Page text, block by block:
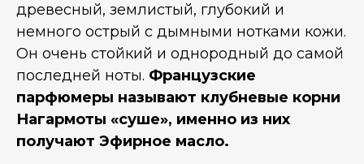
древесный, землистый, глубокий и
немного острый с дымными нотками кожи.
Он очень стойкий и однородный до самой
последней ноты. Французские
парфюмеры называют клубневые корни
Нагармоты «суше», именно из них
получают Эфирное масло.